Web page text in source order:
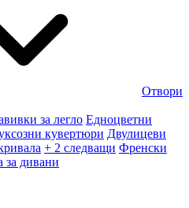
Отвори
за легло Едноцветни
кувертюри Двулицеви
+ 2 следващи Френски
за дивани